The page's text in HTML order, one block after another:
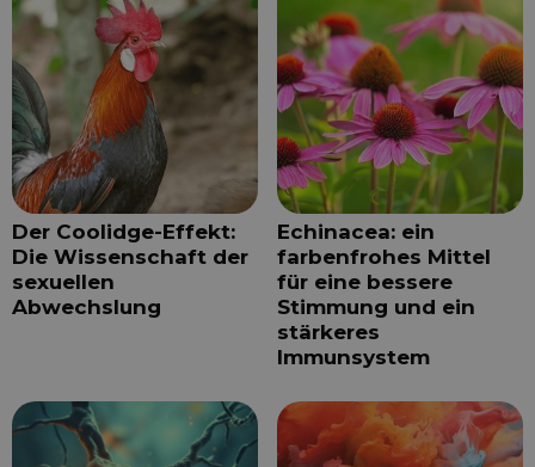
Der Coolidge-Effekt:
Die Wissenschaft der
sexuellen
Abwechslung
Echinacea: ein
farbenfrohes Mittel
für eine bessere
Stimmung und ein
stärkeres
Immunsystem